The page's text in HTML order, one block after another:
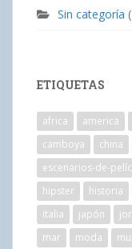
Sin categoría
ETIQUETAS
africa america
camboya
china
escenarios-de-
hipster
historia
italia
japón
mar
moda